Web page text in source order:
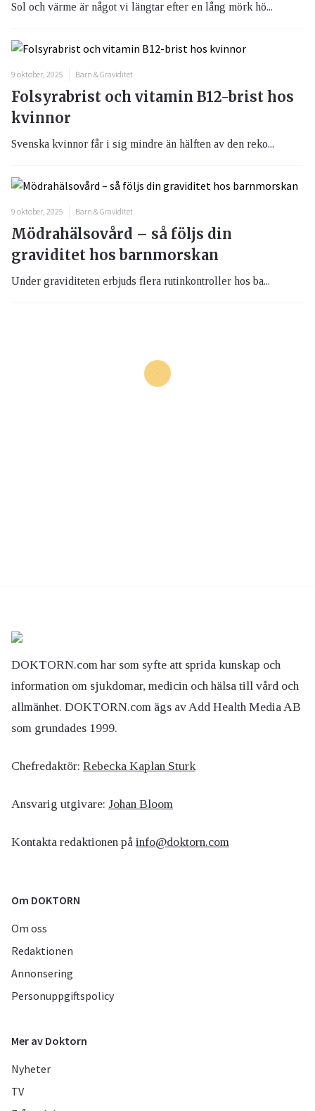
Sol och värme är något vi längtar efter en lång mörk hö...
9 oktober, 2025 Barn & Graviditet
Folsyrabrist och vitamin B12-brist hos
kvinnor
Svenska kvinnor får i sig mindre än hälften av den reko...
9 oktober, 2025 Barn & Graviditet
Mödrahälsovård – så följs din
graviditet hos barnmorskan
Under graviditeten erbjuds flera rutinkontroller hos ba...
DOKTORN.com har som syfte att sprida kunskap och
information om sjukdomar, medicin och hälsa till vård och
allmänhet. DOKTORN.com ägs av Add Health Media AB
som grundades 1999.
Chefredaktör: Rebecka Kaplan Sturk
Ansvarig utgivare: Johan Bloom
Kontakta redaktionen på info@doktorn.com
Om DOKTORN
Om oss
Redaktionen
Annonsering
Personuppgiftspolicy
Mer av Doktorn
Nyheter
TV